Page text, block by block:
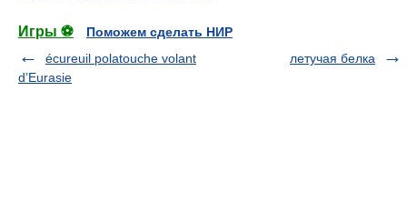
Игры ⚽
Поможем сделать НИР
écureuil polatouche volant
d’Eurasie
летучая белка